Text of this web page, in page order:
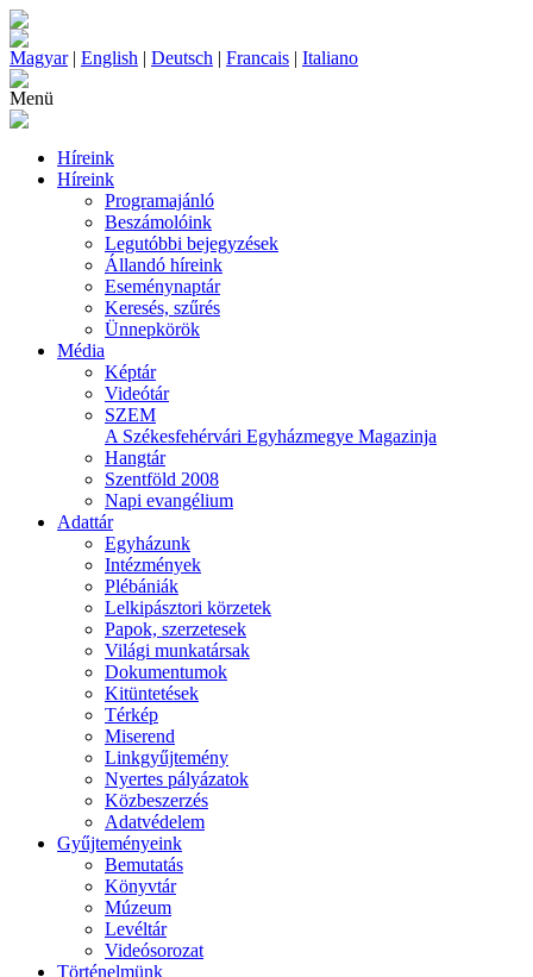
Magyar| English | Deutsch | Francais | Italiano
Menü
Híreink
Híreink
Programajánló
Beszámolóink
Legutóbbi bejegyzések
Állandó híreink
Eseménynaptár
Keresés, szűrés
Ünnepkörök
Média
Képtár
Videótár
SZEM
A Székesfehérvári Egyházmegye Magazinja
Hangtár
Szentföld 2008
Napi evangélium
Adattár
Egyházunk
Intézmények
Plébániák
Lelkipásztori körzetek
Papok, szerzetesek
Világi munkatársak
Dokumentumok
Kitüntetések
Térkép
Miserend
Linkgyűjtemény
Nyertes pályázatok
Közbeszerzés
Adatvédelem
Gyűjteményeink
Bemutatás
Könyvtár
Múzeum
Levéltár
Videósorozat
Történelmünk